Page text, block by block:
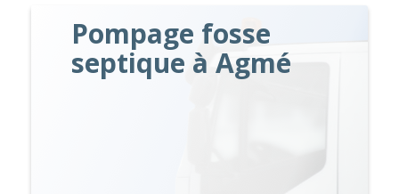
Pompage fosse
septique à Agmé